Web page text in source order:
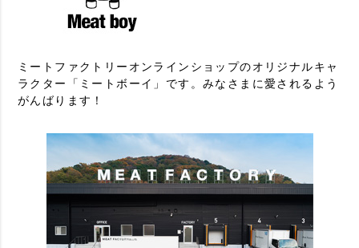
ミートファクトリーオンラインショップのオリジナルキャ
ラクター「ミートボーイ」です。みなさまに愛されるよう
がんばります！